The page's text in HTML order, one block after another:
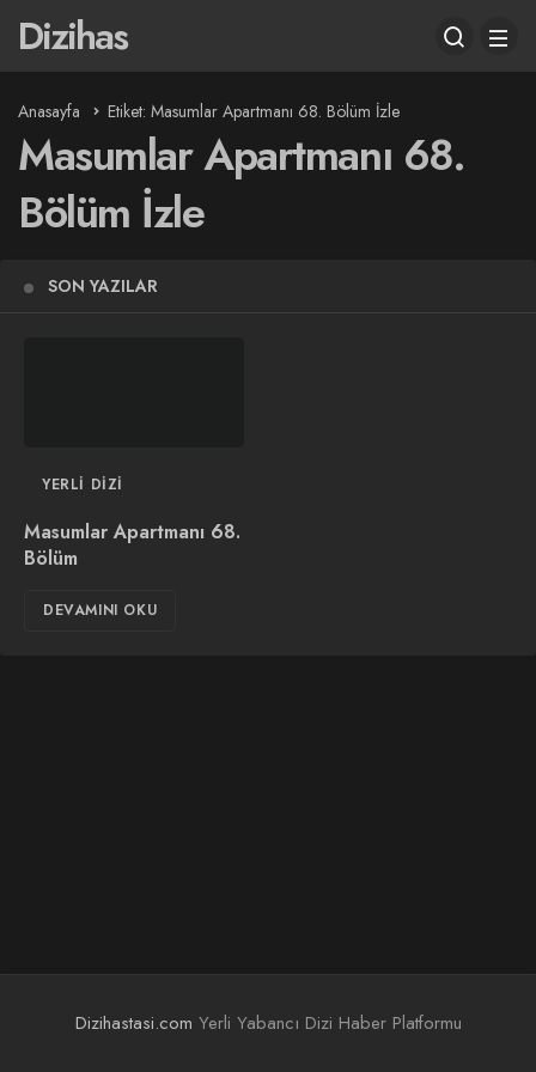
Dizihas
Anasayfa Etiket: Masumlar Apartmanı 68. Bölüm İzle
Masumlar Apartmanı 68.
Bölüm İzle
SON YAZILAR
YERLI DIZI
Masumlar Apartmanı 68.
Bölüm
DEVAMINI OKU
Dizihastasi.com Yerli Yabancı Dizi Haber Platformu